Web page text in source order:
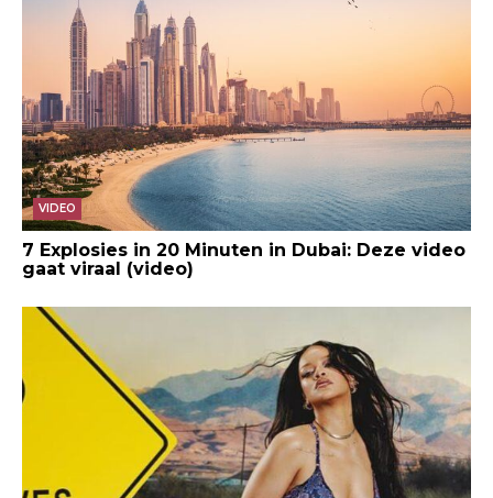
VIDEO
7 Explosies in 20 Minuten in Dubai: Deze video
gaat viraal (video)